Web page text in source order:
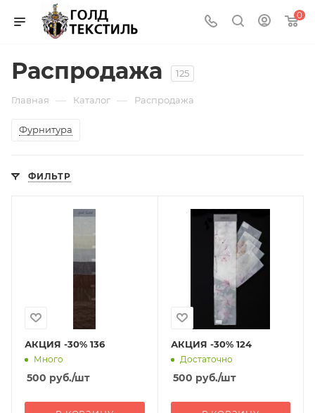
0
Распродажа 125
Главная — Каталог — Распродажа
Фурнитура
ФИЛЬТР
АКЦИЯ -30% 136
Много
500 руб./шт
АКЦИЯ -30% 124
Достаточно
500 руб./шт